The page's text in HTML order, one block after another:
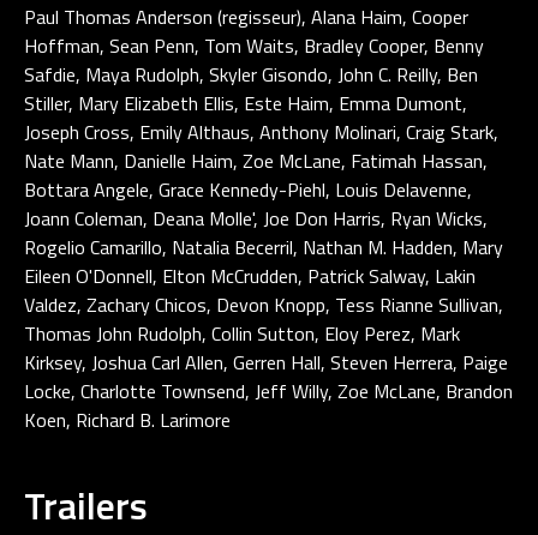
Paul Thomas Anderson (regisseur), Alana Haim, Cooper
Hoffman, Sean Penn, Tom Waits, Bradley Cooper, Benny
Safdie, Maya Rudolph, Skyler Gisondo, John C. Reilly, Ben
Stiller, Mary Elizabeth Ellis, Este Haim, Emma Dumont,
Joseph Cross, Emily Althaus, Anthony Molinari, Craig Stark,
Nate Mann, Danielle Haim, Zoe McLane, Fatimah Hassan,
Bottara Angele, Grace Kennedy-Piehl, Louis Delavenne,
Joann Coleman, Deana Molle', Joe Don Harris, Ryan Wicks,
Rogelio Camarillo, Natalia Becerril, Nathan M. Hadden, Mary
Eileen O'Donnell, Elton McCrudden, Patrick Salway, Lakin
Valdez, Zachary Chicos, Devon Knopp, Tess Rianne Sullivan,
Thomas John Rudolph, Collin Sutton, Eloy Perez, Mark
Kirksey, Joshua Carl Allen, Gerren Hall, Steven Herrera, Paige
Locke, Charlotte Townsend, Jeff Willy, Zoe McLane, Brandon
Koen, Richard B. Larimore
Trailers